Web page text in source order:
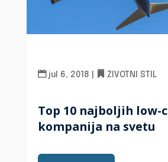
Top 10 najboljih low-
kompanija na svetu
jul 6, 2018 ŽIVOTNI STIL